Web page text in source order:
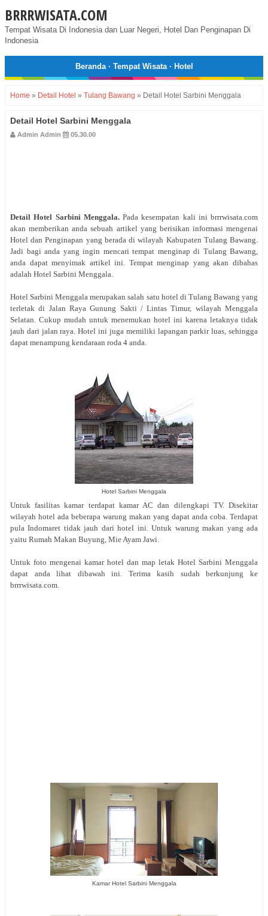
BRRRWISATA.COM
Tempat Wisata Di Indonesia dan Luar Negeri, Hotel Dan Penginapan Di
Indonesia
Beranda· Tempat Wisata· Hotel
Home » Detail Hotel » Tulang Bawang » Detail Hotel Sarbini Menggala
Detail Hotel Sarbini Menggala
Admin Admin 05.30.00
Detail Hotel Sarbini Menggala. Pada kesempatan kali ini brrrwisata.com
akan memberikan anda sebuah artikel yang berisikan informasi mengenai
Hotel dan Penginapan yang berada di wilayah Kabupaten Tulang Bawang.
Jadi bagi anda yang ingin mencari tempat menginap di Tulang Bawang,
anda dapat menyimak artikel ini. Tempat menginap yang akan dibahas
adalah Hotel Sarbini Menggala.
Hotel Sarbini Menggala merupakan salah satu hotel di Tulang Bawang yang
terletak di Jalan Raya Gunung Sakti / Lintas Timur, wilayah Menggala
Selatan. Cukup mudah untuk menemukan hotel ini karena letaknya tidak
jauh dari jalan raya. Hotel ini juga memiliki lapangan parkir luas, sehingga
dapat menampung kendaraan roda 4 anda.
Hotel Sarbini Menggala
Untuk fasilitas kamar terdapat kamar AC dan dilengkapi TV. Disekitar
wilayah hotel ada beberapa warung makan yang dapat anda coba. Terdapat
pula Indomaret tidak jauh dari hotel ini. Untuk warung makan yang ada
yaitu Rumah Makan Buyung, Mie Ayam Jawi.
Untuk foto mengenai kamar hotel dan map letak Hotel Sarbini Menggala
dapat anda lihat dibawah ini. Terima kasih sudah berkunjung ke
brrrwisata.com.
Kamar Hotel Sarbini Menggala